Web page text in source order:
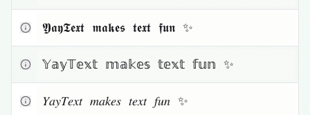
𝖄𝖆𝖞𝕿𝖊𝖝𝖙 𝖒𝖆𝖐𝖊𝖘 𝖙𝖊𝖝𝖙 𝖋𝖚𝖓 ✨
𝕐𝕒𝕪𝕋𝕖𝕩𝕥 𝕞𝕒𝕜𝕖𝕤 𝕥𝕖𝕩𝕥 𝕗𝕦𝕟 ✨
𝑌𝑎𝑦𝑇𝑒𝑥𝑡 𝑚𝑎𝑘𝑒𝑠 𝑡𝑒𝑥𝑡 𝑓𝑢𝑛 ✨